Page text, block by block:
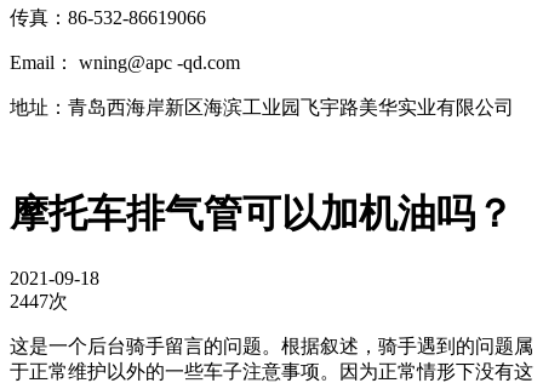
传真：86-532-86619066
Email： wning@apc -qd.com
地址：青岛西海岸新区海滨工业园飞宇路美华实业有限公司
摩托车排气管可以加机油吗？
2021-09-18
2447次
这是一个后台骑手留言的问题。根据叙述，骑手遇到的问题属
于正常维护以外的一些车子注意事项。因为正常情形下没有这